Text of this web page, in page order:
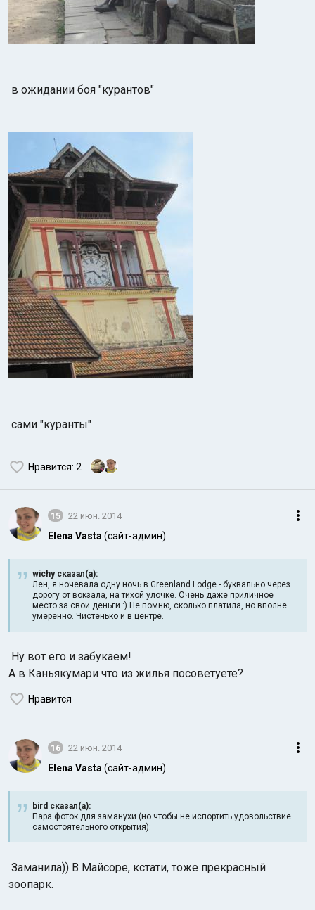
в ожидании боя "курантов"
сами "куранты"
Нравится: 2
15 22 июн. 2014
Elena Vasta (сайт-админ)
wichy сказал(а):
Лен, я ночевала одну ночь в Greenland Lodge - буквально через
дорогу от вокзала, на тихой улочке. Очень даже приличное
место за свои деньги :) Не помню, сколько платила, но вполне
умеренно. Чистенько и в центре.
Ну вот его и забукаем!
А в Каньякумари что из жилья посоветуете?
Нравится
16 22 июн. 2014
Elena Vasta (сайт-админ)
bird сказал(а):
Пара фоток для заманухи (но чтобы не испортить удовольствие
самостоятельного открытия):
Заманила)) В Майсоре, кстати, тоже прекрасный
зоопарк.